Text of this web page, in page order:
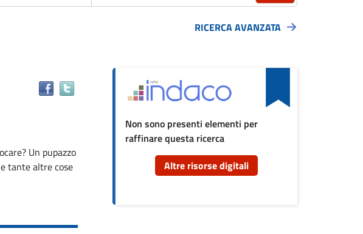
RICERCA AVANZATA
Un pupazzo
tante altre cose
Non sono presenti elementi per
raffinare questa ricerca
Altre risorse digitali